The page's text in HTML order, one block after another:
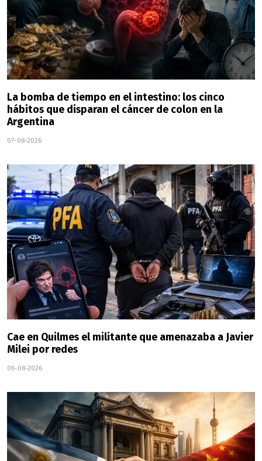
La bomba de tiempo en el intestino: los cinco
hábitos que disparan el cáncer de colon en la
Argentina
07-08-2026
Cae en Quilmes el militante que amenazaba a Javier
Milei por redes
06-08-2026